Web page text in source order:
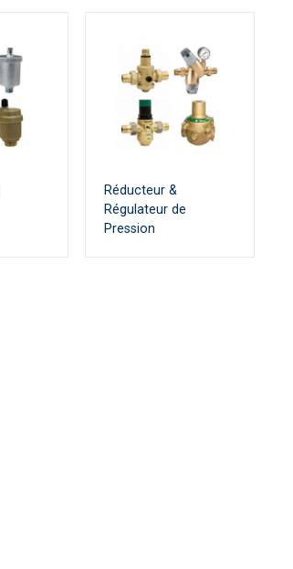
Réducteur &
Régulateur de
Pression